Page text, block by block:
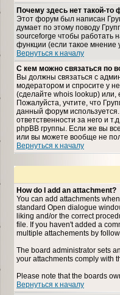
Почему здесь нет такой-то
Этот форум был написан
думает по этому поводу
sourceforge чтобы работать
функции (если такое мнение
Вернуться к началу
С кем можно связаться по
Вы должны связаться с
модератором и спросите у
(сделайте whois lookup) или,
Пожалуйста, учтите, что
данный форум
ответственности за него и
phpBB группы. Если же вы
или вы можете вообще не
Вернуться к началу
How do I add an attachment?
You can add attachments
standard Open dialogue
liking and/or the correct
file. If you haven't added a
multiple attachements by
The board administrator sets
your attachments comply with
Please note that the boards
Вернуться к началу